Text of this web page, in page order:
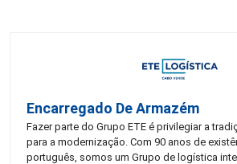
Encarregado De Armazém
Fazer parte do Grupo ETE é privilegiar a
para a modernização. Com 90 anos de
português, somos um Grupo de logística